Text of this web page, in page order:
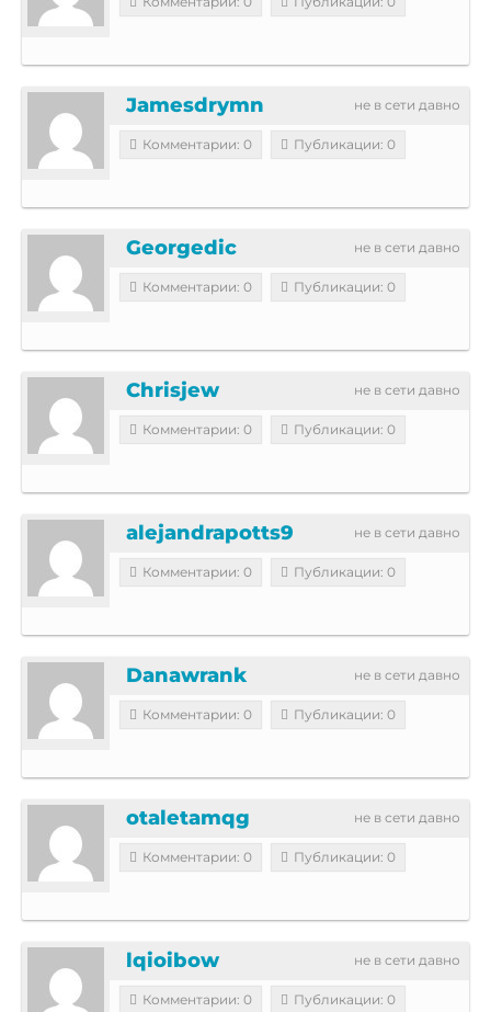
не в сети давно
Jamesdrymn
Комментарии: 0 Публикации: 0
не в сети давно
Georgedic
Комментарии: 0 Публикации: 0
не в сети давно
Chrisjew
Комментарии: 0 Публикации: 0
не в сети давно
alejandrapotts9
Комментарии: 0 Публикации: 0
не в сети давно
Danawrank
Комментарии: 0 Публикации: 0
не в сети давно
otaletamqg
Комментарии: 0 Публикации: 0
не в сети давно
lqioibow
Комментарии: 0 Публикации: 0